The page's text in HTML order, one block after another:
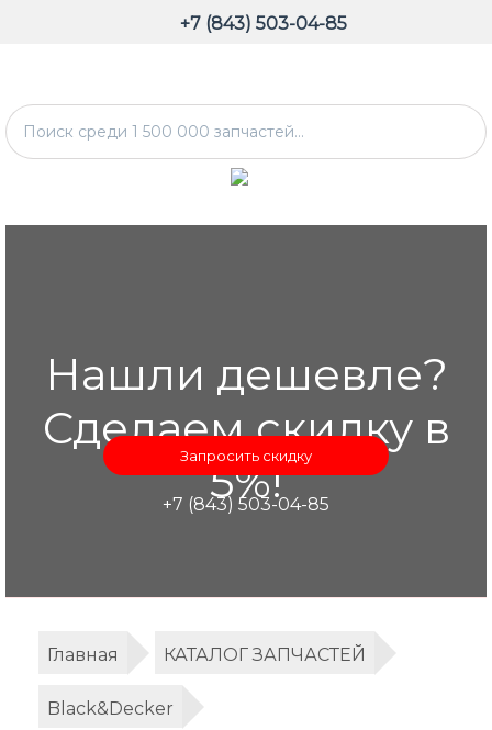
+7 (843) 503-04-85
Нашли дешевле?
Сделаем скидку в
5%!
Запросить скидку
+7 (843) 503-04-85
Главная КАТАЛОГ ЗАПЧАСТЕЙ
Black&Decker